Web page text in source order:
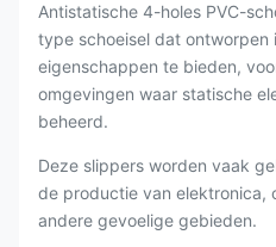
Antistatische 4-holes PVC-
type schoeisel dat ontworpen
eigenschappen te bieden,
omgevingen waar statische
beheerd.
Deze slippers worden vaak
de productie van elektronica,
andere gevoelige gebieden.